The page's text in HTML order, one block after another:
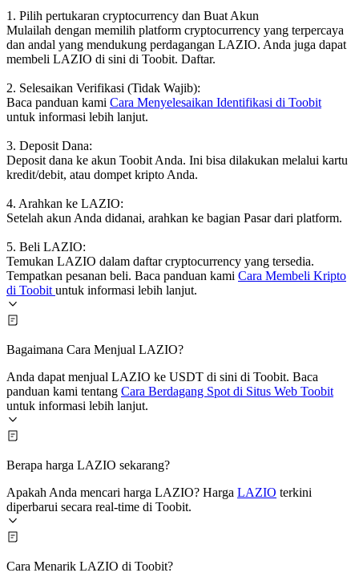
1. Pilih pertukaran cryptocurrency dan Buat Akun
Mulailah dengan memilih platform cryptocurrency yang terpercaya
dan andal yang mendukung perdagangan LAZIO. Anda juga dapat
membeli LAZIO di sini di Toobit. Daftar.
2. Selesaikan Verifikasi (Tidak Wajib):
Baca panduan kami Cara Menyelesaikan Identifikasi di Toobit
untuk informasi lebih lanjut.
3. Deposit Dana:
Deposit dana ke akun Toobit Anda. Ini bisa dilakukan melalui kartu
kredit/debit, atau dompet kripto Anda.
4. Arahkan ke LAZIO:
Setelah akun Anda didanai, arahkan ke bagian Pasar dari platform.
5. Beli LAZIO:
Temukan LAZIO dalam daftar cryptocurrency yang tersedia.
Tempatkan pesanan beli. Baca panduan kami Cara Membeli Kripto
di Toobit untuk informasi lebih lanjut.
Bagaimana Cara Menjual LAZIO?
Anda dapat menjual LAZIO ke USDT di sini di Toobit. Baca
panduan kami tentang Cara Berdagang Spot di Situs Web Toobit
untuk informasi lebih lanjut.
Berapa harga LAZIO sekarang?
Apakah Anda mencari harga LAZIO? Harga LAZIO terkini
diperbarui secara real-time di Toobit.
Cara Menarik LAZIO di Toobit?